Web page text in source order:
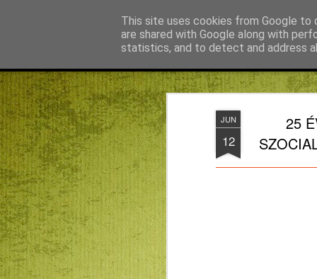
JUN
12
25
This site uses cookies from Google to
are shared with Google along with
statistics, and to detect and address
Békefy Lajos